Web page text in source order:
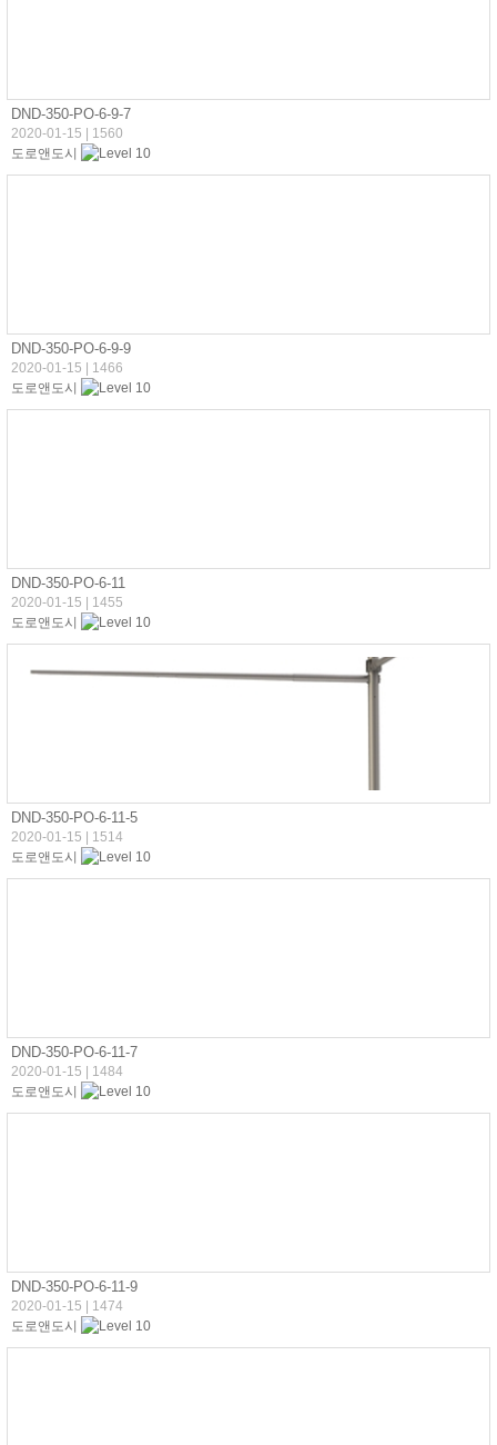
DND-350-PO-6-9-7
2020-01-15
1560
도로앤도시
DND-350-PO-6-9-9
2020-01-15
1466
도로앤도시
DND-350-PO-6-11
2020-01-15
1455
도로앤도시
DND-350-PO-6-11-5
2020-01-15
1514
도로앤도시
DND-350-PO-6-11-7
2020-01-15
1484
도로앤도시
DND-350-PO-6-11-9
2020-01-15
1474
도로앤도시